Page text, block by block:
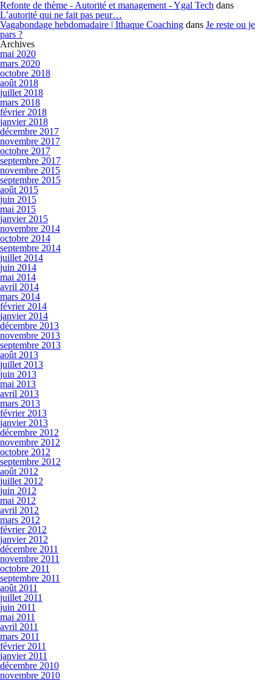
Refonte de thème - Autorité et management - Ygal Tech dans
L’autorité qui ne fait pas peur…
Vagabondage hebdomadaire | Ithaque Coaching dans Je reste ou je
pars ?
Archives
mai 2020
mars 2020
octobre 2018
août 2018
juillet 2018
mars 2018
février 2018
janvier 2018
décembre 2017
novembre 2017
octobre 2017
septembre 2017
novembre 2015
septembre 2015
août 2015
juin 2015
mai 2015
janvier 2015
novembre 2014
octobre 2014
septembre 2014
juillet 2014
juin 2014
mai 2014
avril 2014
mars 2014
février 2014
janvier 2014
décembre 2013
novembre 2013
septembre 2013
août 2013
juillet 2013
juin 2013
mai 2013
avril 2013
mars 2013
février 2013
janvier 2013
décembre 2012
novembre 2012
octobre 2012
septembre 2012
août 2012
juillet 2012
juin 2012
mai 2012
avril 2012
mars 2012
février 2012
janvier 2012
décembre 2011
novembre 2011
octobre 2011
septembre 2011
août 2011
juillet 2011
juin 2011
mai 2011
avril 2011
mars 2011
février 2011
janvier 2011
décembre 2010
novembre 2010